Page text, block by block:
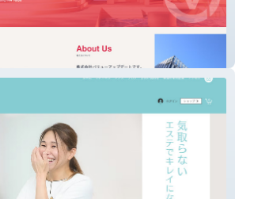
式会社バリューアップデート